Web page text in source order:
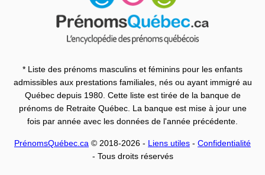
* Liste des prénoms masculins et féminins pour les enfants
admissibles aux prestations familiales, nés ou ayant immigré au
Québec depuis 1980. Cette liste est tirée de la banque de
prénoms de Retraite Québec. La banque est mise à jour une
fois par année avec les données de l'année précédente.
PrénomsQuébec.ca © 2018-2026 - Liens utiles - Confidentialité
- Tous droits réservés